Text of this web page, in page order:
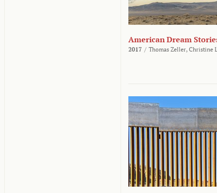
American Dream
2017 / Thomas Zeller, Christine